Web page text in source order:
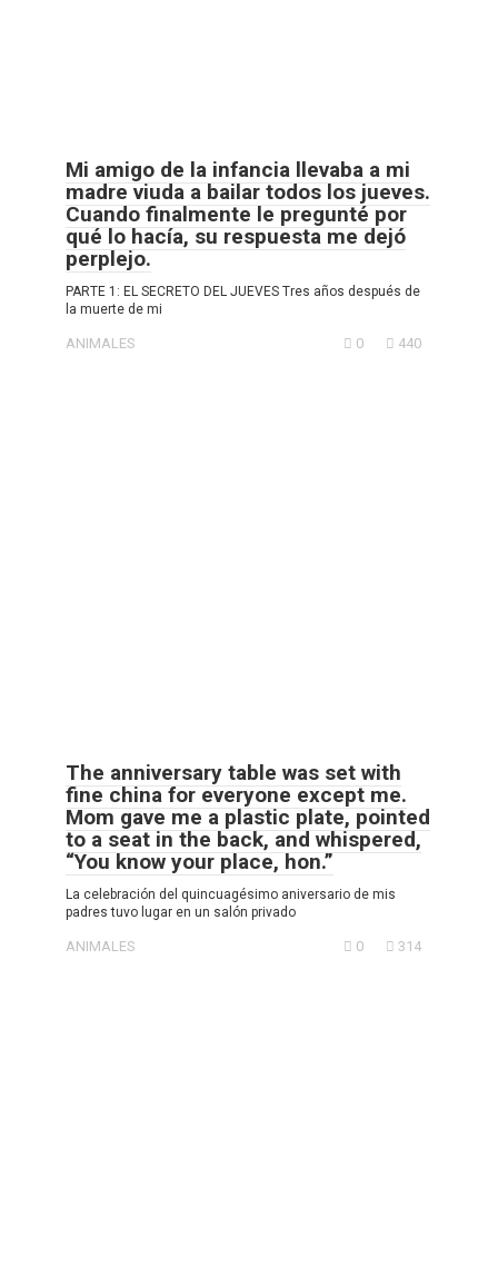
Mi amigo de la infancia llevaba a mi
madre viuda a bailar todos los jueves.
Cuando finalmente le pregunté por
qué lo hacía, su respuesta me dejó
perplejo.
PARTE 1: EL SECRETO DEL JUEVES Tres años después de
la muerte de mi
ANIMALES 0 440
The anniversary table was set with
fine china for everyone except me.
Mom gave me a plastic plate, pointed
to a seat in the back, and whispered,
“You know your place, hon.”
La celebración del quincuagésimo aniversario de mis
padres tuvo lugar en un salón privado
ANIMALES 0 314